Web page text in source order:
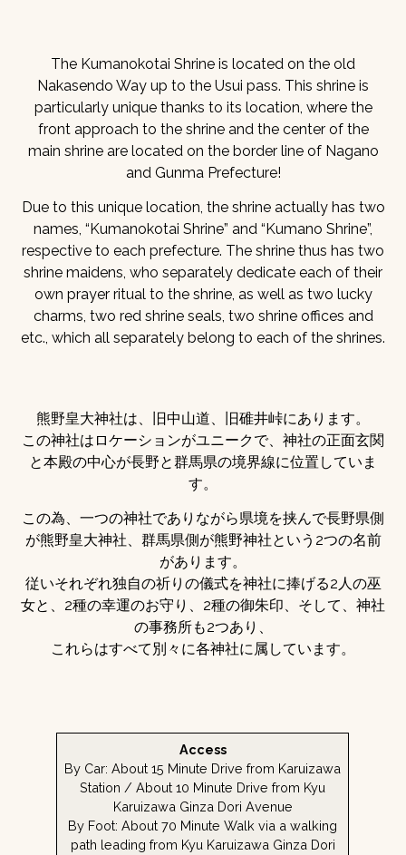
The Kumanokotai Shrine is located on the old
Nakasendo Way up to the Usui pass. This shrine is
particularly unique thanks to its location, where the
front approach to the shrine and the center of the
main shrine are located on the border line of Nagano
and Gunma Prefecture!
Due to this unique location, the shrine actually has two
names, “Kumanokotai Shrine” and “Kumano Shrine”,
respective to each prefecture. The shrine thus has two
shrine maidens, who separately dedicate each of their
own prayer ritual to the shrine, as well as two lucky
charms, two red shrine seals, two shrine offices and
etc., which all separately belong to each of the shrines.
熊野皇大神社は、旧中山道、旧碓井峠にあります。
この神社はロケーションがユニークで、神社の正面玄関
と本殿の中心が長野と群馬県の境界線に位置していま
す。
この為、一つの神社でありながら県境を挟んで長野県側
が熊野皇大神社、群馬県側が熊野神社という2つの名前
があります。
従いそれぞれ独自の祈りの儀式を神社に捧げる2人の巫
女と、2種の幸運のお守り、2種の御朱印、そして、神社
の事務所も2つあり、
これらはすべて別々に各神社に属しています。
Access
By Car: About 15 Minute Drive from Karuizawa
Station / About 10 Minute Drive from Kyu
Karuizawa Ginza Dori Avenue
By Foot: About 70 Minute Walk via a walking
path leading from Kyu Karuizawa Ginza Dori